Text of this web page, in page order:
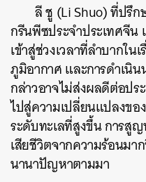
ลี ชู (Li Shuo) ที่ปรึก
กรีนพีซประจำประเทศจีน
เข้าสู่ช่วงเวลาที่ลำบากใ
ภูมิอากาศ และการดำเนิน
กล่าวอาจไม่ส่งผลดีต่อปร
ไปสู่ความเปลี่ยนแปลงข
ระดับทะเลที่สูงขึ้น การ
เสียชีวิตจากความร้อนม
นานาปัญหาตามมา